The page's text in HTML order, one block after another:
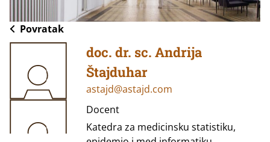
Povratak
doc. dr. sc. Andrija
Štajduhar
astajd@astajd.com
Docent
Katedra za medicinsku statistiku,